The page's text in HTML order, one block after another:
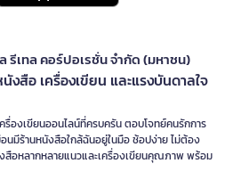
รีเทล คอร์ปอเรชั่น จำกัด (มหาชน)
งสือ เครื่องเขียน และแรงบันดาลใจ
รื่องเขียนออนไลน์ที่ครบครัน ตอบโจทย์คนรักการ
นมีร้านหนังสือใกล้ฉันอยู่ในมือ ช้อปง่าย ไม่ต้อง
สือหลากหลายแนวและเครื่องเขียนคุณภาพ พร้อม